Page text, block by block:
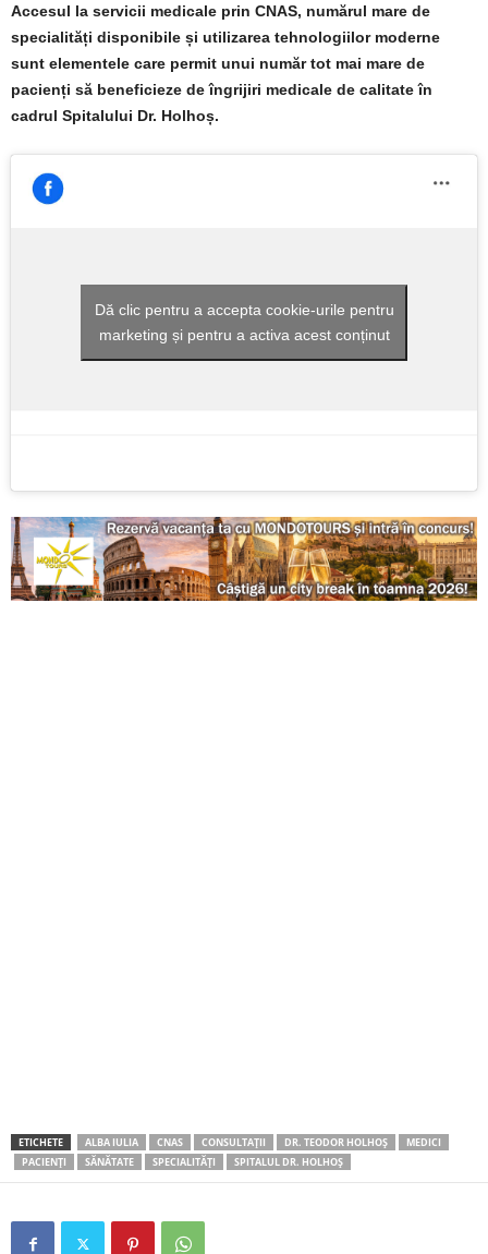
Accesul la servicii medicale prin CNAS, numărul mare de
specialități disponibile și utilizarea tehnologiilor moderne
sunt elementele care permit unui număr tot mai mare de
pacienți să beneficieze de îngrijiri medicale de calitate în
cadrul Spitalului Dr. Holhoș.
Dă clic pentru a accepta cookie-urile pentru
marketing și pentru a activa acest conținut
ETICHETE ALBA IULIA CNAS CONSULTAȚII DR. TEODOR HOLHOȘ
MEDICI
PACIENȚI
SĂNĂTATE SPECIALITĂȚI SPITALUL DR. HOLHOȘ